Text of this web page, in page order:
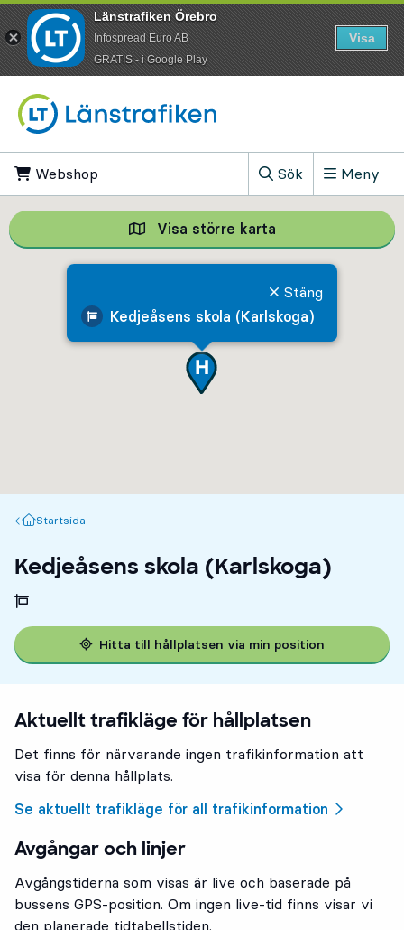
Webshop
Sök
, Visa sökfältet
Meny
Kedjeåsens skola (Karlskoga)
Stäng
Visa större karta Visa större
Startsida
Startsida
Kedjeåsens skola (Karlskoga)
Hitta till hållplatsen via min position
Aktuellt trafikläge för hållplatsen
Det finns för närvarande ingen trafikinformation att
visa för denna hållplats.
Se aktuellt trafikläge för all trafikinformation
Avgångar och linjer
Avgångstiderna som visas är live och baserade på
bussens GPS-position. Om ingen live-tid finns visar vi
den planerade tidtabellstiden.
Länstrafiken Örebro
Infospread Euro AB
​GRATIS - i Google Play
Visa